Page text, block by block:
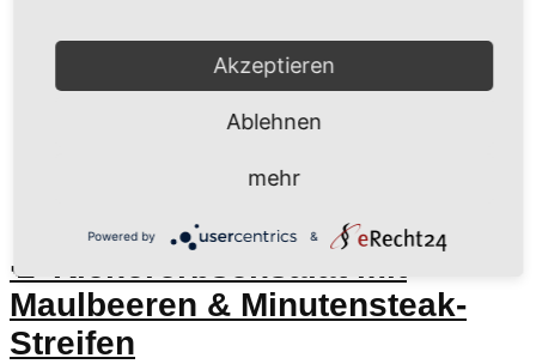
Talk am Grill
Schlagwort:Maulbeere
🥗 Kichererbsensalat mit
Maulbeeren & Minutensteak-
Streifen
Akzeptieren
Ablehnen
mehr
Powered by &